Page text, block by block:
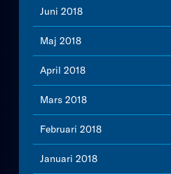
Juni 2018
Maj 2018
April 2018
Mars 2018
Februari 2018
Januari 2018